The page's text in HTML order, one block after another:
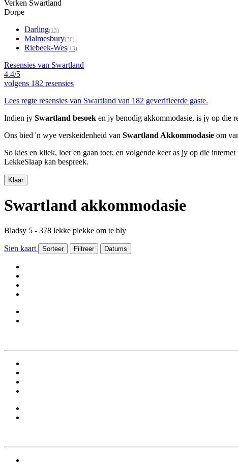
Verken Swartland
Dorpe
Darling(13)
Malmesbury(36)
Riebeek-Wes(13)
Resensies van Swartland
4.4/5
volgens 182 resensies
Lees regte resensies van Swartland van 182 geverifieerde gaste.
Indien jy Swartland besoek en jy benodig akkommodasie, is jy op die
Ons bied 'n wye verskeidenheid van Swartland Akkommodasie om
So kies en kliek, loer en gaan toer, en volgende keer as jy op die
LekkeSlaap kan bespreek.
Klaar
Swartland akkommodasie
Bladsy 5 - 378 lekke plekke om te bly
Sien kaart Sorteer Filtreer Datums